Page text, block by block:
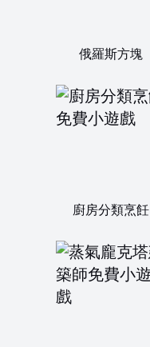
俄羅斯方塊
廚房分類烹飪